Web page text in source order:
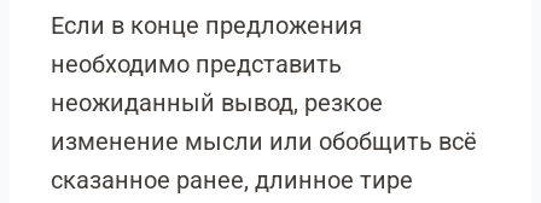
Если в конце предложения
необходимо представить
неожиданный вывод, резкое
изменение мысли или обобщить всё
сказанное ранее, длинное тире